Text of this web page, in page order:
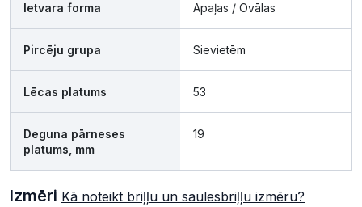
Ietvara forma Apaļas / Ovālas
Pircēju grupa Sievietēm
Lēcas platums 53
Deguna pārneses
platums, mm
19
Izmēri Kā noteikt briļļu un saulesbriļļu izmēru?